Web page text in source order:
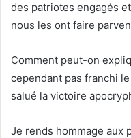
des patriotes engagés
nous les ont faire
Comment peut-on
cependant pas franchi le
salué la victoire
Je rends hommage aux